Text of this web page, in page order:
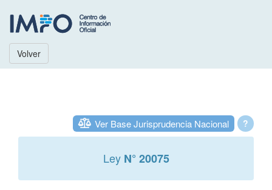
Volver
?
Ver Base Jurisprudencia Nacional
Ley N° 20075